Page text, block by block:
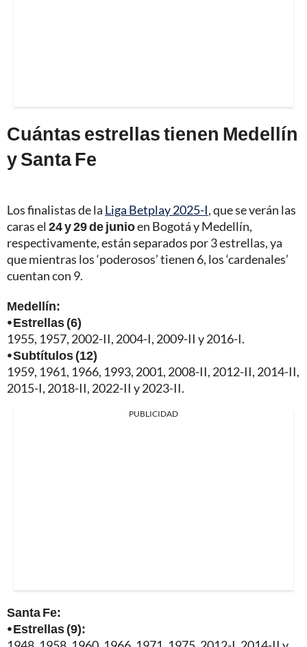
Cuántas estrellas tienen Medellín
y Santa Fe
Los finalistas de la Liga Betplay 2025-I, que se verán las
caras el 24 y 29 de junioen Bogotá y Medellín,
respectivamente, están separados por 3 estrellas, ya
que mientras los ‘poderosos’ tienen 6, los ‘cardenales’
cuentan con 9.
Medellín:
⦁ Estrellas (6)
1955, 1957, 2002-II, 2004-I, 2009-II y 2016-I.
⦁ Subtítulos (12)
1959, 1961, 1966, 1993, 2001, 2008-II, 2012-II, 2014-II,
2015-I, 2018-II, 2022-II y 2023-II.
PUBLICIDAD
Santa Fe:
⦁ Estrellas (9):